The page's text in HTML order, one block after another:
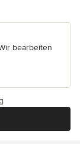
bearbeiten